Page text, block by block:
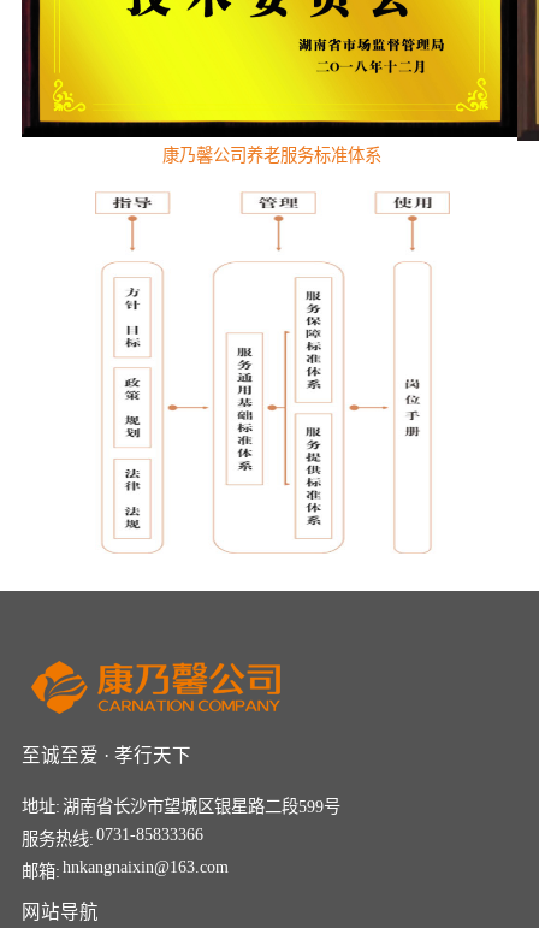
康乃馨公司养老服务标准体系
至诚至爱 · 孝行天下
地址: 湖南省长沙市望城区银星路二段599号
服务热线: 0731-85833366
邮箱: hnkangnaixin@163.com
网站导航